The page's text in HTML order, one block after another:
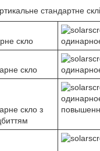
стандартне
скло
скло
скло з